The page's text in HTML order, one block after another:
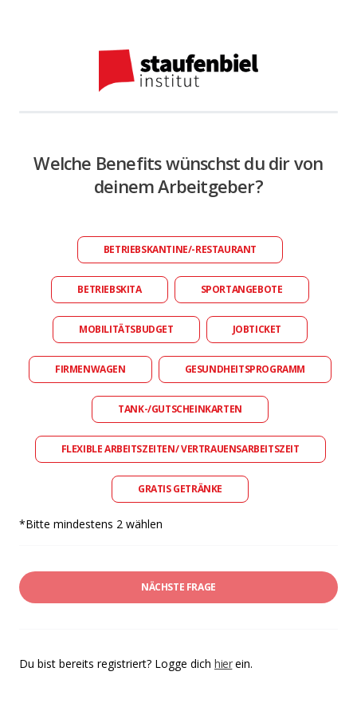
Welche Benefits wünschst du dir von
deinem Arbeitgeber?
BETRIEBSKANTINE/-RESTAURANT
BETRIEBSKITA SPORTANGEBOTE
MOBILITÄTSBUDGET JOBTICKET
FIRMENWAGEN GESUNDHEITSPROGRAMM
TANK-/GUTSCHEINKARTEN
FLEXIBLE ARBEITSZEITEN/ VERTRAUENSARBEITSZEIT
GRATIS GETRÄNKE
*Bitte mindestens 2 wählen
NÄCHSTE FRAGE
Du bist bereits registriert? Logge dich hierein.